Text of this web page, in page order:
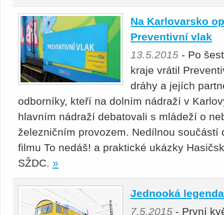
Na Karlovarsko
Preventivní vlak
13.5.2015 - Po
kraje vrátil
dráhy a jejích
odborníky, kteří na dolním nádraží v
hlavním nádraží debatovali s mládeží o
železničním provozem. Nedílnou
filmu To nedáš! a praktické ukázky
SŽDC. »
Jednooká
7.5.2015 - První